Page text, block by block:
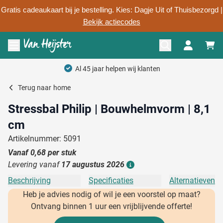
Gratis cadeaukaart bij je bestelling. Kies: Dagje Uit of Thuisbezorgd |
Bekijk actiecodes
Ga naar de inhoud
Menu openen
Al 45 jaar helpen wij klanten
Terug naar home
Stressbal Philip | Bouwhelmvorm | 8,1
cm
Artikelnummer: 5091
Vanaf0,68 per stuk
Levering vanaf 17 augustus 2026
Beschrijving Specificaties
Alternatieven
Heb je advies nodig of wil je een voorstel op maat?
Ontvang binnen 1 uur een vrijblijvende offerte!